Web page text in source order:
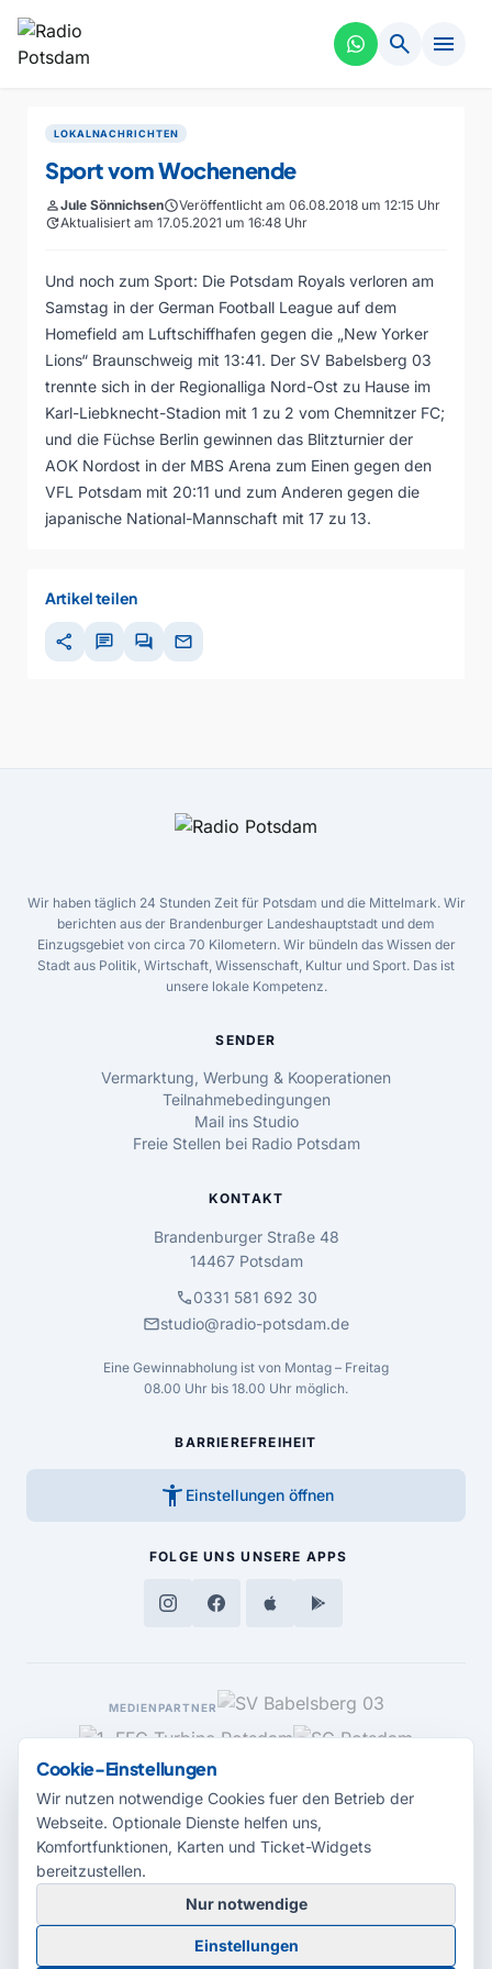
search menu
LOKALNACHRICHTEN
Sport vom Wochenende
personJule SönnichsenscheduleVeröffentlicht am 06.08.2018 um 12:15 Uhr
updateAktualisiert am 17.05.2021 um 16:48 Uhr
Und noch zum Sport: Die Potsdam Royals verloren am
Samstag in der German Football League auf dem
Homefield am Luftschiffhafen gegen die „New Yorker
Lions“ Braunschweig mit 13:41. Der SV Babelsberg 03
trennte sich in der Regionalliga Nord-Ost zu Hause im
Karl-Liebknecht-Stadion mit 1 zu 2 vom Chemnitzer FC;
und die Füchse Berlin gewinnen das Blitzturnier der
AOK Nordost in der MBS Arena zum Einen gegen den
VFL Potsdam mit 20:11 und zum Anderen gegen die
japanische National-Mannschaft mit 17 zu 13.
Artikel teilen
share chat forum mail
Wir haben täglich 24 Stunden Zeit für Potsdam und die Mittelmark. Wir
berichten aus der Brandenburger Landeshauptstadt und dem
Einzugsgebiet von circa 70 Kilometern. Wir bündeln das Wissen der
Stadt aus Politik, Wirtschaft, Wissenschaft, Kultur und Sport. Das ist
unsere lokale Kompetenz.
SENDER
Vermarktung, Werbung & Kooperationen
Teilnahmebedingungen
Mail ins Studio
Freie Stellen bei Radio Potsdam
KONTAKT
Brandenburger Straße 48
14467 Potsdam
call0331 581 692 30
mailstudio@radio-potsdam.de
Eine Gewinnabholung ist von Montag – Freitag
08.00 Uhr bis 18.00 Uhr möglich.
BARRIEREFREIHEIT
accessibility_new Einstellungen öffnen
FOLGE UNS UNSERE APPS
MEDIENPARTNER
© 2026 Radio Potsdam. Webseite entwickelt durch dieMedienagentur
Babelsberg
Cookie-Einstellungen
Wir nutzen notwendige Cookies fuer den Betrieb der
Webseite. Optionale Dienste helfen uns,
Komfortfunktionen, Karten und Ticket-Widgets
bereitzustellen.
Nur notwendige
Einstellungen